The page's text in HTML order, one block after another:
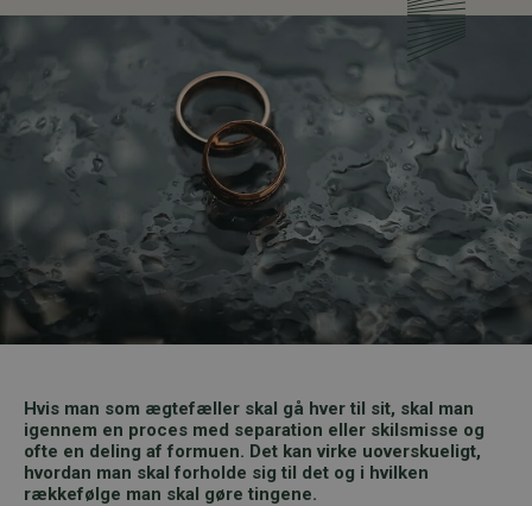
Hvis man som ægtefæller skal gå hver til sit, skal man
igennem en proces med separation eller skilsmisse og
ofte en deling af formuen. Det kan virke uoverskueligt,
hvordan man skal forholde sig til det og i hvilken
rækkefølge man skal gøre tingene.